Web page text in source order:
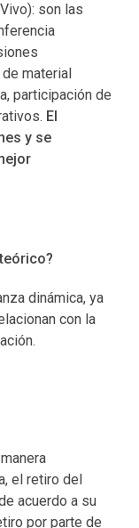
son las
material
participación de
El
y se
dinámica, ya
con la
el retiro del
acuerdo a su
por parte de